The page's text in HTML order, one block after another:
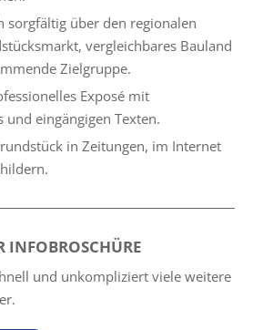
sorgfältig über den regionalen
vergleichbares Bauland
Zielgruppe.
Exposé mit
und eingängigen Texten.
in Zeitungen, im Internet
INFOBROSCHÜRE
und unkompliziert viele weitere